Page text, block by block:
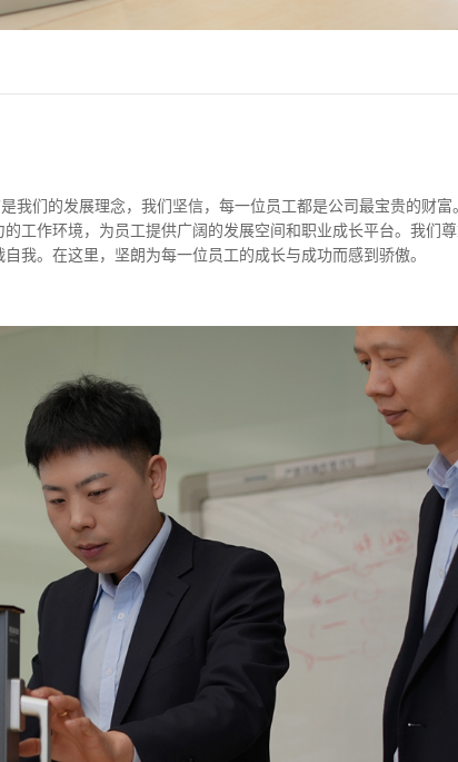
是我们的发展理念，我们坚信，每一位员工都是公司最宝贵的财
的工作环境，为员工提供广阔的发展空间和职业成长平台。我们
我。在这里，坚朗为每一位员工的成长与成功而感到骄傲。